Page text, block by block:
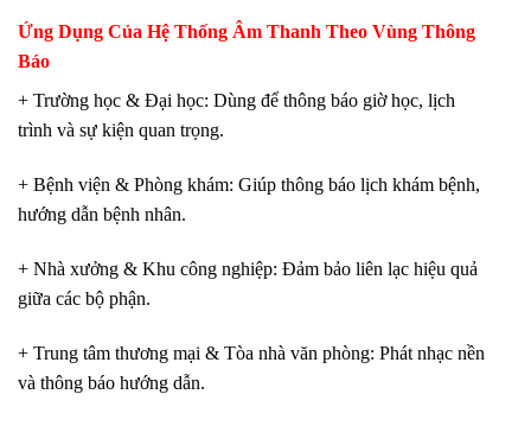
Ứng Dụng Của Hệ Thống Âm Thanh Theo Vùng Thông
Báo
+ Trường học & Đại học: Dùng để thông báo giờ học, lịch
trình và sự kiện quan trọng.
+ Bệnh viện & Phòng khám: Giúp thông báo lịch khám bệnh,
hướng dẫn bệnh nhân.
+ Nhà xưởng & Khu công nghiệp: Đảm bảo liên lạc hiệu quả
giữa các bộ phận.
+ Trung tâm thương mại & Tòa nhà văn phòng: Phát nhạc nền
và thông báo hướng dẫn.